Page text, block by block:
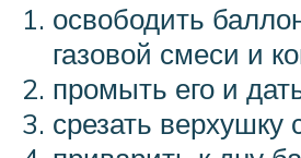
освободить
газовой смеси и
промыть его и
срезать верхушку